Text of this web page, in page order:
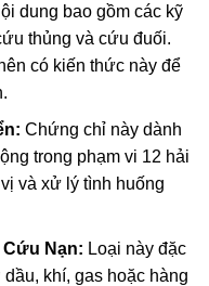
dung bao gồm các kỹ
thủng và cứu đuối.
có kiến thức này để
Chứng chỉ này dành
trong phạm vi 12 hải
và xử lý tình huống
Nạn: Loại này đặc
khí, gas hoặc hàng